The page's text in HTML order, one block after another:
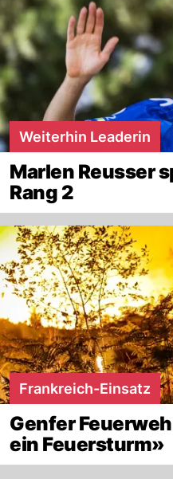
Weiterhin Leaderin
Marlen Reusser
Rang 2
Frankreich-Einsatz
Genfer
ein Feuersturm»